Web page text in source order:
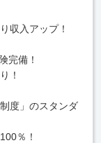
収入アップ！
完備！
！
度」のスタンダ
％！